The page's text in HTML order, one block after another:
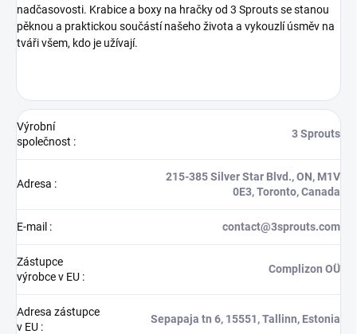
nadčasovosti. Krabice a boxy na hračky od 3 Sprouts se stanou
pěknou a praktickou součástí našeho života a vykouzlí úsměv na
tváři všem, kdo je užívají.
Výrobní
společnost :
3 Sprouts
Adresa :
215-385 Silver Star Blvd., ON, M1V
0E3, Toronto, Canada
E-mail : contact@3sprouts.com
Zástupce
výrobce v EU :
Complizon OÜ
Adresa zástupce
v EU :
Sepapaja tn 6, 15551, Tallinn, Estonia